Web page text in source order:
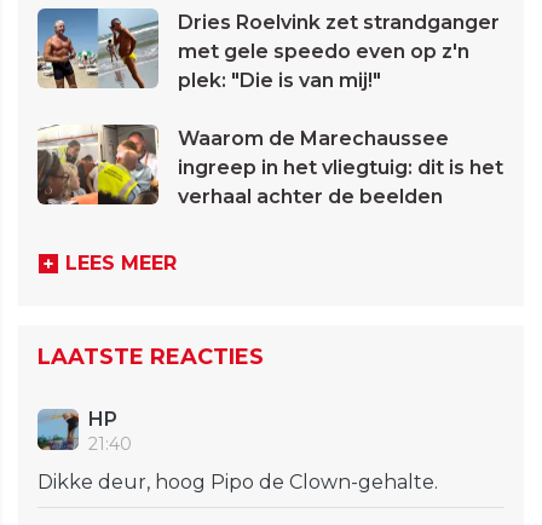
Dries Roelvink zet strandganger
met gele speedo even op z'n
plek: "Die is van mij!"
Waarom de Marechaussee
ingreep in het vliegtuig: dit is het
verhaal achter de beelden
LEES MEER
LAATSTE REACTIES
HP
21:40
Dikke deur, hoog Pipo de Clown-gehalte.